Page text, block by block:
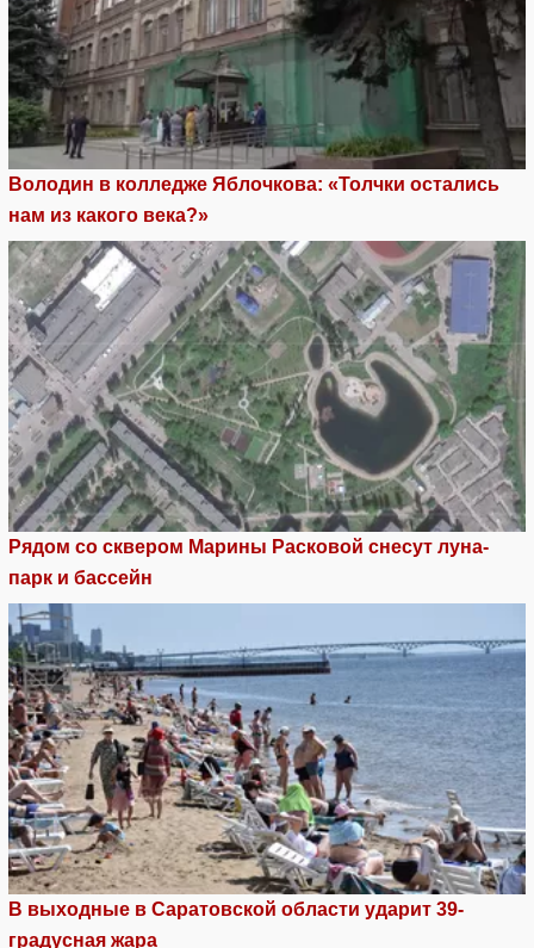
Володин в колледже Яблочкова: «Толчки остались
нам из какого века?»
Рядом со сквером Марины Расковой снесут луна-
парк и бассейн
В выходные в Саратовской области ударит 39-
градусная жара